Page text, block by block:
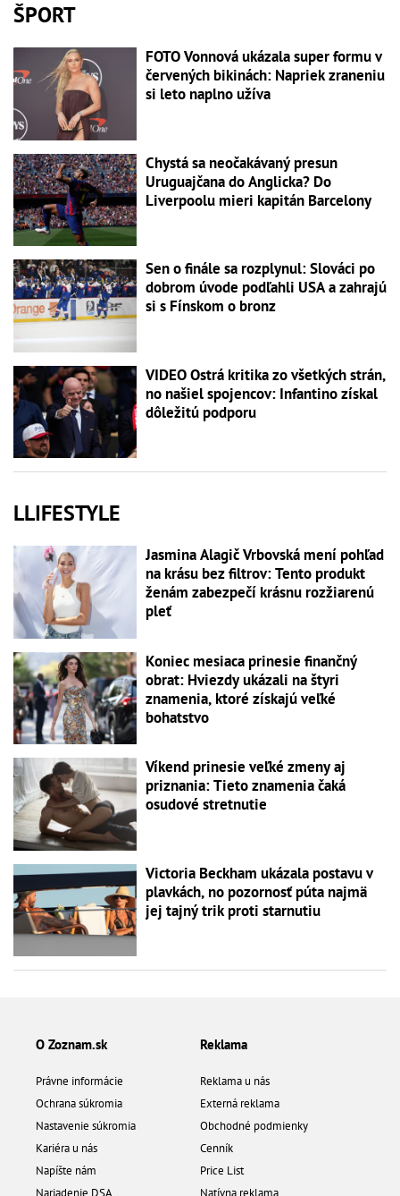
ŠPORT
FOTO Vonnová ukázala super formu v
červených bikinách: Napriek zraneniu
si leto naplno užíva
Chystá sa neočakávaný presun
Uruguajčana do Anglicka? Do
Liverpoolu mieri kapitán Barcelony
Sen o finále sa rozplynul: Slováci po
dobrom úvode podľahli USA a zahrajú
si s Fínskom o bronz
VIDEO Ostrá kritika zo všetkých strán,
no našiel spojencov: Infantino získal
dôležitú podporu
LLIFESTYLE
Jasmina Alagič Vrbovská mení pohľad
na krásu bez filtrov: Tento produkt
ženám zabezpečí krásnu rozžiarenú
pleť
Koniec mesiaca prinesie finančný
obrat: Hviezdy ukázali na štyri
znamenia, ktoré získajú veľké
bohatstvo
Víkend prinesie veľké zmeny aj
priznania: Tieto znamenia čaká
osudové stretnutie
Victoria Beckham ukázala postavu v
plavkách, no pozornosť púta najmä
jej tajný trik proti starnutiu
O Zoznam.sk
Právne informácie
Ochrana súkromia
Nastavenie súkromia
Kariéra u nás
Napíšte nám
Reklama
Reklama u nás
Externá reklama
Obchodné podmienky
Cenník
Price List